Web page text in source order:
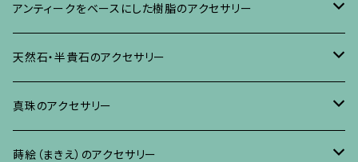
ネックレス、その他
イヤリング、ピアス
ネックレス、ペンダント
ブレスレット、バングル、その他
ブローチ
イヤリング・ピアス
ネックレス・ペンダント
リング
アンティークをベースにした樹脂のアクセサリー
ブローチ
イヤリング・ピアス
ネックレス、ペンダント
天然石・半貴石のアクセサリー
ブローチ
イヤリング・ピアス
真珠のアクセサリー
ブローチ
蒔絵（まきえ）のアクセサリー